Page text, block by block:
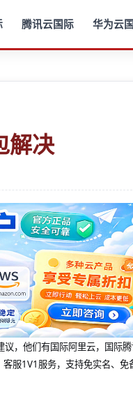
腾讯云国际 华为云
解决
，他们有国际阿里云，国际
服1V1服务，支持免实名、免